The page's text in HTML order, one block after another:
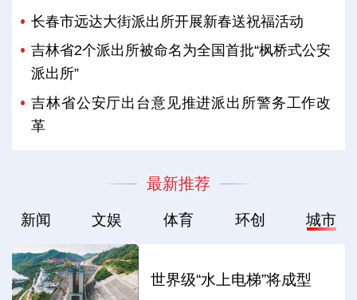
长春市远达大街派出所开展新春送祝福活动
吉林省2个派出所被命名为全国首批“枫桥式公安
派出所”
吉林省公安厅出台意见推进派出所警务工作改
革
最新推荐
新闻 文娱 体育 环创 城市
世界级“水上电梯”将成型